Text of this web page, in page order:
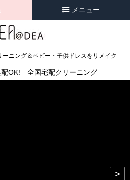
ーニング＆ベビー・子供ドレスをリメイク
メニュー
配OK! 全国宅配クリーニング
>